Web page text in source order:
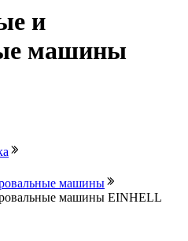
и
машины
машины
машины EINHELL